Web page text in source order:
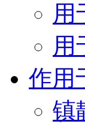
用
用
作用
镇